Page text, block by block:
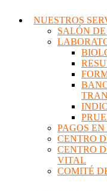
NUESTROS
SALÓN
PAGOS
CENTRO
CENTRO
VITAL
COMITÉ